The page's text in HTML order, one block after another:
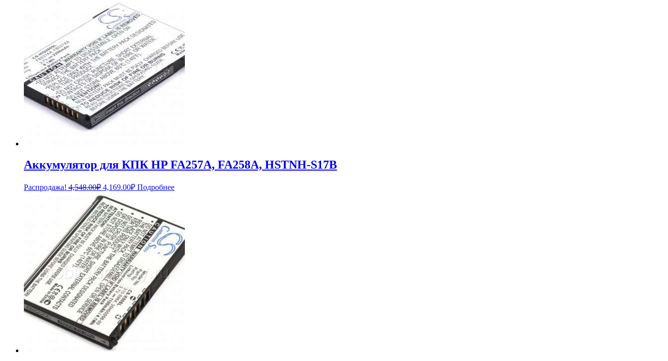
924.00₽.
Аккумулятор для КПК HP FA257A, FA258A, HSTNH-S17B
Распродажа! 4,548.00₽ Первоначальная
цена
составляла
4,548.00₽.
4,169.00₽Текущая
цена:
Подробнее